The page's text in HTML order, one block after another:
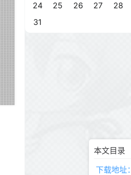
本文目录
下载地址：
24
25 26 27 28
31